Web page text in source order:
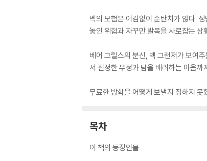
벡의 모험은 어김없이 순탄치가 않다.
놓인 위험과 자꾸만 발목을 사로잡는
베어 그릴스의 분신, 벡 그랜저가 보여
서 진정한 우정과 남을 배려하는 마음까
무료한 방학을 어떻게 보낼지 정하지
목차
이 책의 등장인물